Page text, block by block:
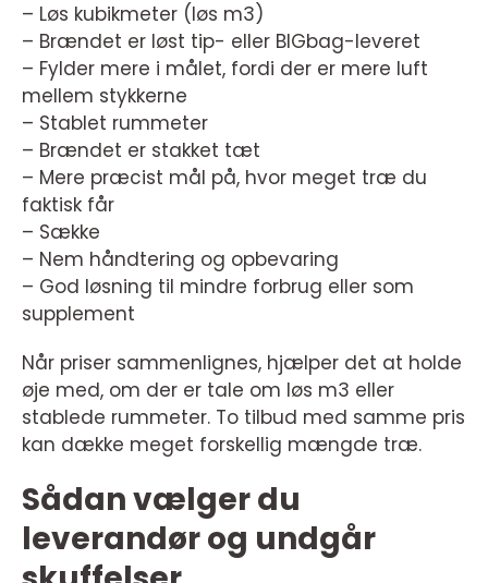
– Løs kubikmeter (løs m3)
– Brændet er løst tip- eller BIGbag-leveret
– Fylder mere i målet, fordi der er mere luft
mellem stykkerne
– Stablet rummeter
– Brændet er stakket tæt
– Mere præcist mål på, hvor meget træ du
faktisk får
– Sække
– Nem håndtering og opbevaring
– God løsning til mindre forbrug eller som
supplement
Når priser sammenlignes, hjælper det at holde
øje med, om der er tale om løs m3 eller
stablede rummeter. To tilbud med samme pris
kan dække meget forskellig mængde træ.
Sådan vælger du
leverandør og undgår